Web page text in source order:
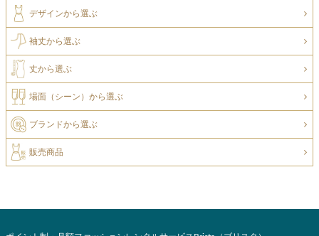
デザインから選ぶ
袖丈から選ぶ
丈から選ぶ
場面（シーン）から選ぶ
ブランドから選ぶ
販売商品